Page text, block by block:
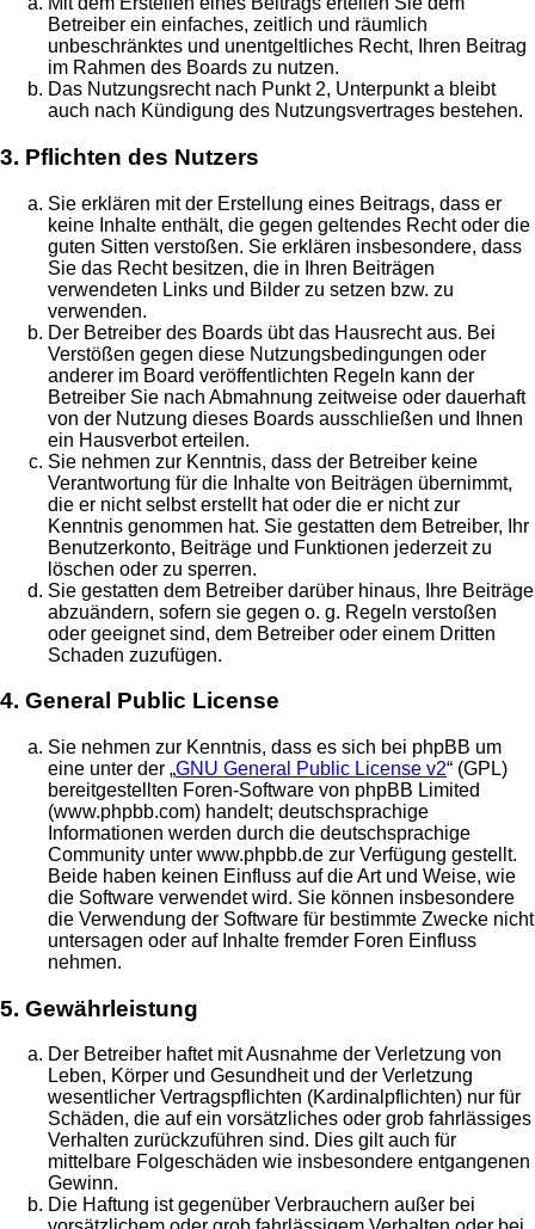
Betreiber ein einfaches, zeitlich und räumlich
unbeschränktes und unentgeltliches Recht, Ihren Beitrag
im Rahmen des Boards zu nutzen.
Das Nutzungsrecht nach Punkt 2, Unterpunkt a bleibt
auch nach Kündigung des Nutzungsvertrages bestehen.
3. Pflichten des Nutzers
Sie erklären mit der Erstellung eines Beitrags, dass er
keine Inhalte enthält, die gegen geltendes Recht oder die
guten Sitten verstoßen. Sie erklären insbesondere, dass
Sie das Recht besitzen, die in Ihren Beiträgen
verwendeten Links und Bilder zu setzen bzw. zu
verwenden.
Der Betreiber des Boards übt das Hausrecht aus. Bei
Verstößen gegen diese Nutzungsbedingungen oder
anderer im Board veröffentlichten Regeln kann der
Betreiber Sie nach Abmahnung zeitweise oder dauerhaft
von der Nutzung dieses Boards ausschließen und Ihnen
ein Hausverbot erteilen.
Sie nehmen zur Kenntnis, dass der Betreiber keine
Verantwortung für die Inhalte von Beiträgen übernimmt,
die er nicht selbst erstellt hat oder die er nicht zur
Kenntnis genommen hat. Sie gestatten dem Betreiber, Ihr
Benutzerkonto, Beiträge und Funktionen jederzeit zu
löschen oder zu sperren.
Sie gestatten dem Betreiber darüber hinaus, Ihre Beiträge
abzuändern, sofern sie gegen o. g. Regeln verstoßen
oder geeignet sind, dem Betreiber oder einem Dritten
Schaden zuzufügen.
4. General Public License
Sie nehmen zur Kenntnis, dass es sich bei phpBB um
eine unter der „GNU General Public License v2“ (GPL)
bereitgestellten Foren-Software von phpBB Limited
(www.phpbb.com) handelt; deutschsprachige
Informationen werden durch die deutschsprachige
Community unter www.phpbb.de zur Verfügung gestellt.
Beide haben keinen Einfluss auf die Art und Weise, wie
die Software verwendet wird. Sie können insbesondere
die Verwendung der Software für bestimmte Zwecke nicht
untersagen oder auf Inhalte fremder Foren Einfluss
nehmen.
5. Gewährleistung
Der Betreiber haftet mit Ausnahme der Verletzung von
Leben, Körper und Gesundheit und der Verletzung
wesentlicher Vertragspflichten (Kardinalpflichten) nur für
Schäden, die auf ein vorsätzliches oder grob fahrlässiges
Verhalten zurückzuführen sind. Dies gilt auch für
mittelbare Folgeschäden wie insbesondere entgangenen
Gewinn.
Die Haftung ist gegenüber Verbrauchern außer bei